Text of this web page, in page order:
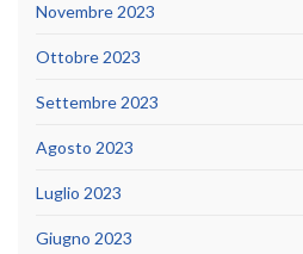
Novembre 2023
Ottobre 2023
Settembre 2023
Agosto 2023
Luglio 2023
Giugno 2023